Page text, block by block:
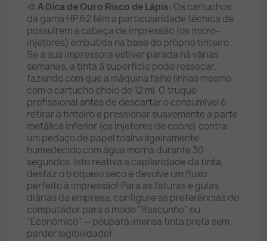
🎨 A Dica de Ouro Risco de Lápis: Os cartuchos
da gama HP 62 têm a particularidade técnica de
possuírem a cabeça de impressão (os micro-
injetores) embutida na base do próprio tinteiro.
Se a sua impressora estiver parada há várias
semanas, a tinta à superfície pode ressecar,
fazendo com que a máquina falhe linhas mesmo
com o cartucho cheio de 12 ml. O truque
profissional antes de descartar o consumível é
retirar o tinteiro e pressionar suavemente a parte
metálica inferior (os injetores de cobre) contra
um pedaço de papel toalha ligeiramente
humedecido com água morna durante 30
segundos. Isto reativa a capilaridade da tinta,
desfaz o bloqueio seco e devolve um fluxo
perfeito à impressão! Para as faturas e guias
diárias da empresa, configure as preferências do
computador para o modo "Rascunho" ou
"Económico" — poupará imensa tinta preta sem
perder legibilidade!